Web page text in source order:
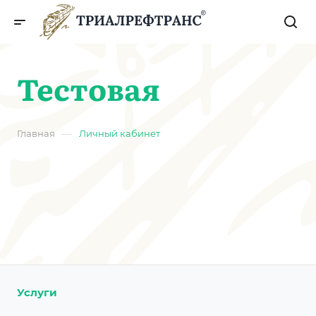
Тестовая
Главная — Личный кабинет
Услуги